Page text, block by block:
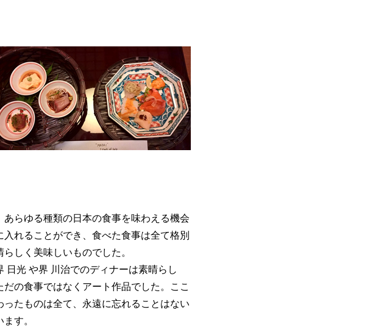
あらゆる種類の日本の食事を味わえる機会
入れることができ、食べた食事は全て格別
らしく美味しいものでした。
日光 や界 川治でのディナーは素晴らし
だの食事ではなくアート作品でした。ここ
ったものは全て、永遠に忘れることはない
す。